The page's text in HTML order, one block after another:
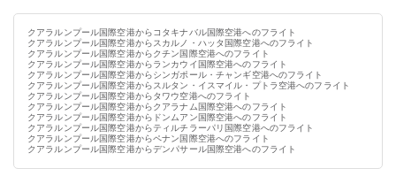
クアラルンプール国際空港からコタキナバル国際空港へのフライト
クアラルンプール国際空港からスカルノ・ハッタ国際空港へのフライト
クアラルンプール国際空港からクチン国際空港へのフライト
クアラルンプール国際空港からランカウイ国際空港へのフライト
クアラルンプール国際空港からシンガポール・チャンギ空港へのフライト
クアラルンプール国際空港からスルタン・イスマイル・プトラ空港へのフライト
クアラルンプール国際空港からタワウ空港へのフライト
クアラルンプール国際空港からクアラナム国際空港へのフライト
クアラルンプール国際空港からドンムアン国際空港へのフライト
クアラルンプール国際空港からティルチラーパリ国際空港へのフライト
クアラルンプール国際空港からペナン国際空港へのフライト
クアラルンプール国際空港からデンパサール国際空港へのフライト